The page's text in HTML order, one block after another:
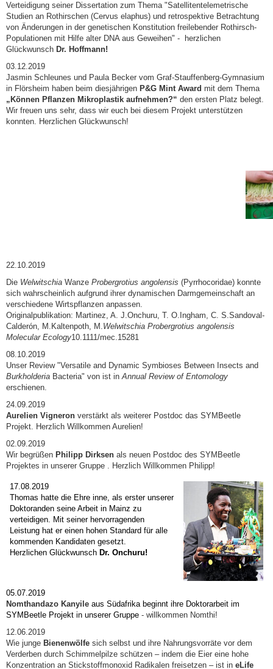
Verteidigung seiner Dissertation zum Thema "Satellitentelemetrische
Studien an Rothirschen (Cervus elaphus) und retrospektive Betrachtung
von Änderungen in der genetischen Konstitution freilebender Rothirsch-
Populationen mit Hilfe alter DNA aus Geweihen" - herzlichen
Glückwunsch Dr. Hoffmann!
03.12.2019
Jasmin Schleunes und Paula Becker vom Graf-Stauffenberg-Gymnasium
in Flörsheim haben beim diesjährigen P&G Mint Award mit dem Thema
„Können Pflanzen Mikroplastik aufnehmen?“ den ersten Platz belegt.
Wir freuen uns sehr, dass wir euch bei diesem Projekt unterstützen
konnten. Herzlichen Glückwunsch!
22.10.2019
Die Welwitschia Wanze Probergrotius angolensis (Pyrrhocoridae) konnte
sich wahrscheinlich aufgrund ihrer dynamischen Darmgemeinschaft an
verschiedene Wirtspflanzen anpassen.
Originalpublikation: Martinez, A. J.Onchuru, T. O.Ingham, C. S.Sandoval-
Calderón, M.Kaltenpoth, M.Welwitschia Probergrotius angolensis
Molecular Ecology10.1111/mec.15281
08.10.2019
Unser Review "Versatile and Dynamic Symbioses Between Insects and
Burkholderia Bacteria" von ist inAnnual Review of Entomology
erschienen.
24.09.2019
Aurelien Vigneron verstärkt als weiterer Postdoc das SYMBeetle
Projekt. Herzlich Willkommen Aurelien!
02.09.2019
Wir begrüßen Philipp Dirksen als neuen Postdoc des SYMBeetle
Projektes in unserer Gruppe . Herzlich Willkommen Philipp!
17.08.2019
Thomas hatte die Ehre inne, als erster unserer
Doktoranden seine Arbeit in Mainz zu
verteidigen. Mit seiner hervorragenden
Leistung hat er einen hohen Standard für alle
kommenden Kandidaten gesetzt.
Herzlichen Glückwunsch Dr. Onchuru!
05.07.2019
Nomthandazo Kanyile aus Südafrika beginnt ihre Doktorarbeit im
SYMBeetle Projekt in unserer Gruppe - willkommen Nomthi!
12.06.2019
Wie junge Bienenwölfe sich selbst und ihre Nahrungsvorräte vor dem
Verderben durch Schimmelpilze schützen – indem die Eier eine hohe
Konzentration an Stickstoffmonoxid Radikalen freisetzen – ist in eLife